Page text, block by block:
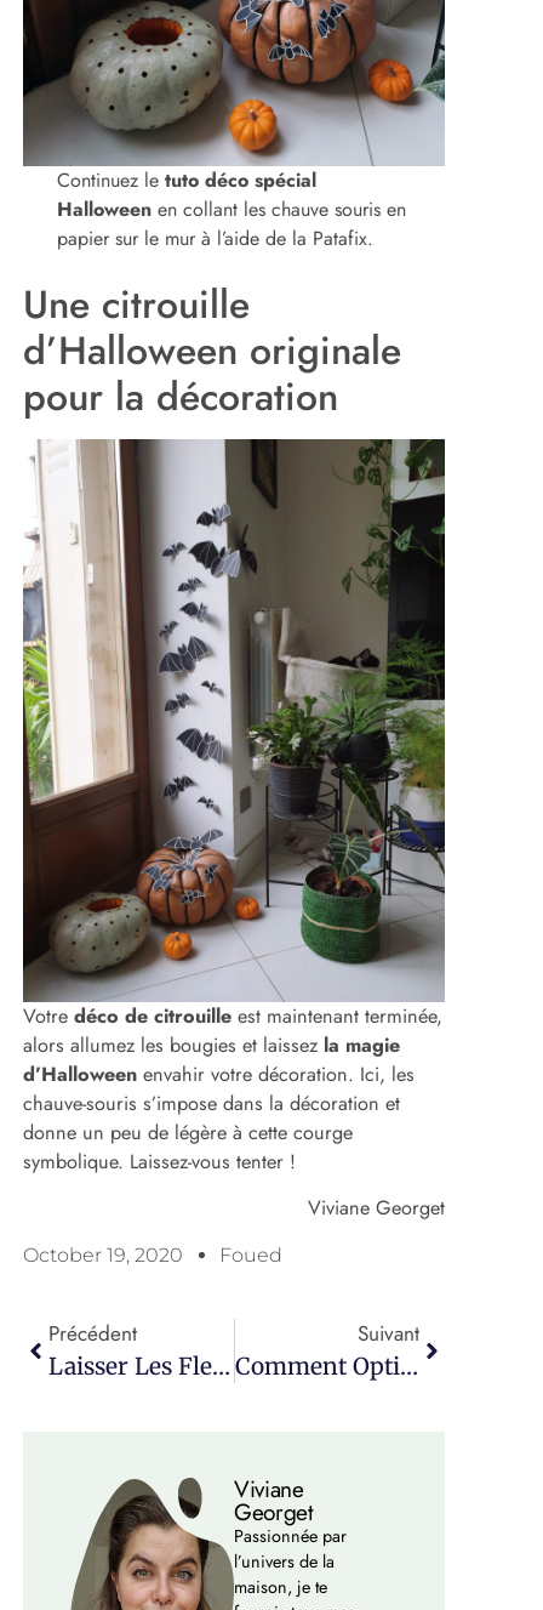
Continuez le tuto déco spécial
Halloween en collant les chauve souris en
papier sur le mur à l’aide de la Patafix.
Une citrouille
d’Halloween originale
pour la décoration
Votredéco de citrouille est maintenant terminée,
alors allumez les bougies et laissez la magie
d’Halloween envahir votre décoration. Ici, les
chauve-souris s’impose dans la décoration et
donne un peu de légère à cette courge
symbolique. Laissez-vous tenter !
Viviane Georget
October 19, 2020 Foued
Précédent
Laisser Les Fleurs Séchées Envahir La Décoration
Suivant
Comment Optimiser Le Rangement Dans La Salle De Bain ?
Viviane
Georget
Passionnée par
l’univers de la
maison, je te